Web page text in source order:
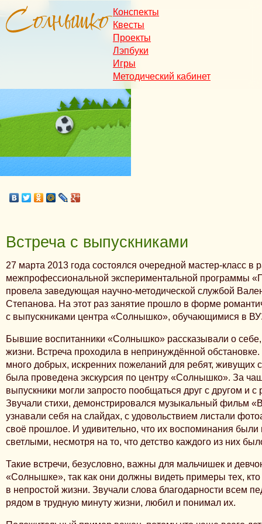
Конспекты
Квесты
Проекты
Лэпбуки
Игры
Методический кабинет
Встреча с выпускниками
27 марта 2013 года состоялся очередной мастер-класс в
межпрофессиональной экспериментальной программы
провела заведующая научно-методической службой
Степанова. На этот раз занятие прошло в форме
с выпускниками центра «Солнышко», обучающимися в
Бывшие воспитанники «Солнышко» рассказывали о
жизни. Встреча проходила в непринуждённой обстановке.
много добрых, искренних пожеланий для ребят, живущих
была проведена экскурсия по центру «Солнышко». За
выпускники могли запросто пообщаться друг с другом и с
Звучали стихи, демонстрировался музыкальный фильм
узнавали себя на слайдах, с удовольствием листали
своё прошлое. И удивительно, что их воспоминания
светлыми, несмотря на то, что детство каждого из них
Такие встречи, безусловно, важны для мальчишек и
«Солнышке», так как они должны видеть примеры тех,
в непростой жизни. Звучали слова благодарности всем
рядом в трудную минуту жизни, любил и понимал их.